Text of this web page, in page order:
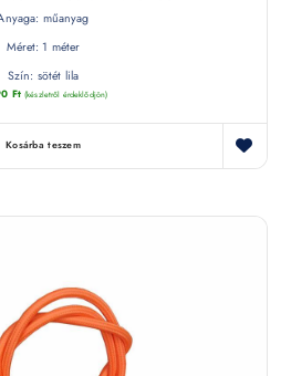
műanyag
Méret: 1 méter
Szín: sötét lila
Ft (készletről érdeklődjön)
Kosárba teszem